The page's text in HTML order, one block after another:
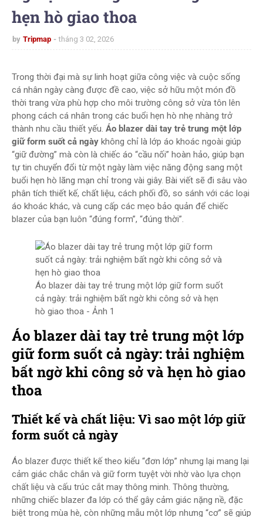
hẹn hò giao thoa
by Tripmap tháng 3 02, 2026
Trong thời đại mà sự linh hoạt giữa công việc và cuộc sống
cá nhân ngày càng được đề cao, việc sở hữu một món đồ
thời trang vừa phù hợp cho môi trường công sở vừa tôn lên
phong cách cá nhân trong các buổi hẹn hò nhẹ nhàng trở
thành nhu cầu thiết yếu. Áo blazer dài tay trẻ trung một lớp
giữ form suốt cả ngày không chỉ là lớp áo khoác ngoài giúp
“giữ đường” mà còn là chiếc áo “cầu nối” hoàn hảo, giúp bạn
tự tin chuyển đổi từ một ngày làm việc năng động sang một
buổi hẹn hò lãng mạn chỉ trong vài giây. Bài viết sẽ đi sâu vào
phân tích thiết kế, chất liệu, cách phối đồ, so sánh với các loại
áo khoác khác, và cung cấp các mẹo bảo quản để chiếc
blazer của bạn luôn “đúng form”, “đúng thời”.
Áo blazer dài tay trẻ trung một lớp giữ form suốt
cả ngày: trải nghiệm bất ngờ khi công sở và hẹn
hò giao thoa - Ảnh 1
Áo blazer dài tay trẻ trung một lớp
giữ form suốt cả ngày: trải nghiệm
bất ngờ khi công sở và hẹn hò giao
thoa
Thiết kế và chất liệu: Vì sao một lớp giữ
form suốt cả ngày
Áo blazer được thiết kế theo kiểu “đơn lớp” nhưng lại mang lại
cảm giác chắc chắn và giữ form tuyệt vời nhờ vào lựa chọn
chất liệu và cấu trúc cắt may thông minh. Thông thường,
những chiếc blazer đa lớp có thể gây cảm giác nặng nề, đặc
biệt trong mùa hè, còn những mẫu một lớp nhưng “cơ” sẽ giúp